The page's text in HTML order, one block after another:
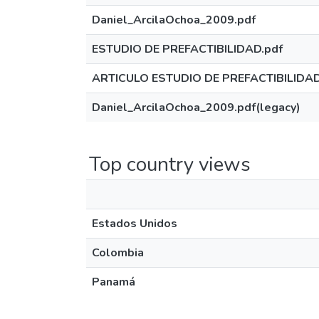
Daniel_ArcilaOchoa_2009.pdf
ESTUDIO DE PREFACTIBILIDAD.pdf
ARTICULO ESTUDIO DE
Daniel_ArcilaOchoa_2009.pdf(legacy)
Top country views
Estados Unidos
Colombia
Panamá